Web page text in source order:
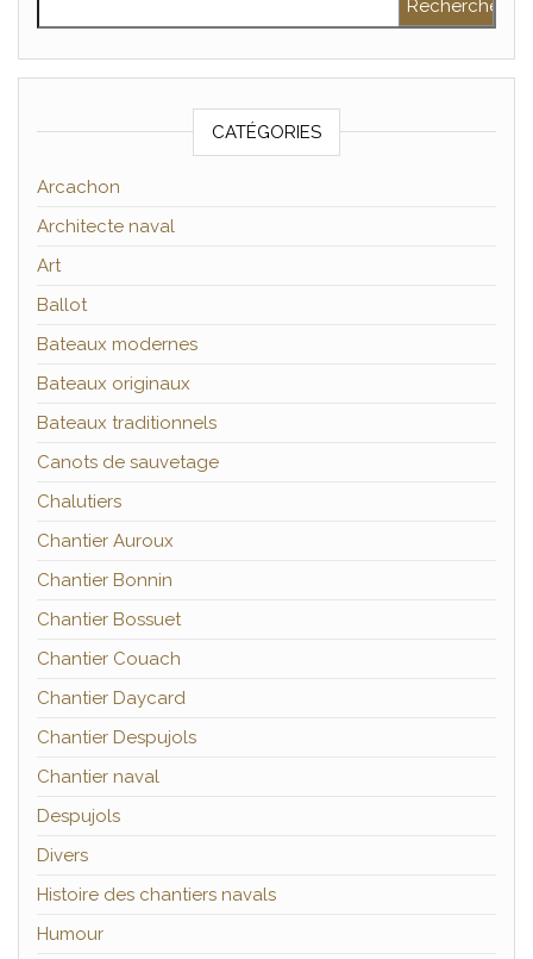
CATÉGORIES
Arcachon
Architecte naval
Art
Ballot
Bateaux modernes
Bateaux originaux
Bateaux traditionnels
Canots de sauvetage
Chalutiers
Chantier Auroux
Chantier Bonnin
Chantier Bossuet
Chantier Couach
Chantier Daycard
Chantier Despujols
Chantier naval
Despujols
Divers
Histoire des chantiers navals
Humour